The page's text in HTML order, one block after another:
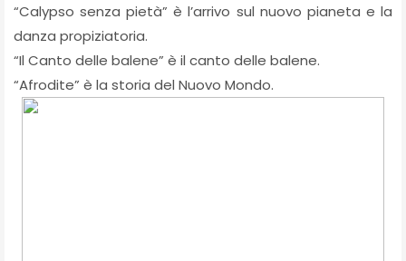
“Calypso senza pietà” è l’arrivo sul nuovo pianeta e la
danza propiziatoria.
“Il Canto delle balene” è il canto delle balene.
“Afrodite” è la storia del Nuovo Mondo.